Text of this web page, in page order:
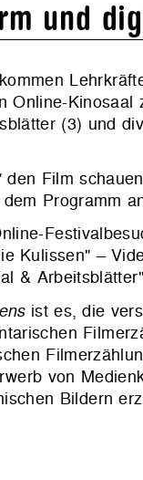
und
Online-
(3) und
Film
Programm
Kulissen" –
&
ist es, die
von
Bildern